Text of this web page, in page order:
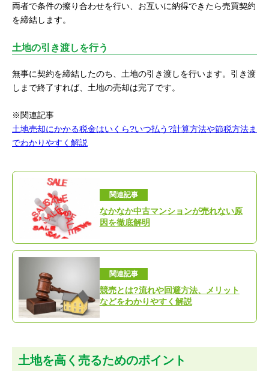
両者で条件の擦り合わせを行い、お互いに納得できたら売買契約
を締結します。
土地の引き渡しを行う
無事に契約を締結したのち、土地の引き渡しを行います。引き渡
しまで終了すれば、土地の売却は完了です。
※関連記事
土地売却にかかる税金はいくら?いつ払う?計算方法や節税方法ま
でわかりやすく解説
関連記事
なかなか中古マンションが売れない原
因を徹底解明
関連記事
競売とは?流れや回避方法、メリット
などをわかりやすく解説
土地を高く売るためのポイント